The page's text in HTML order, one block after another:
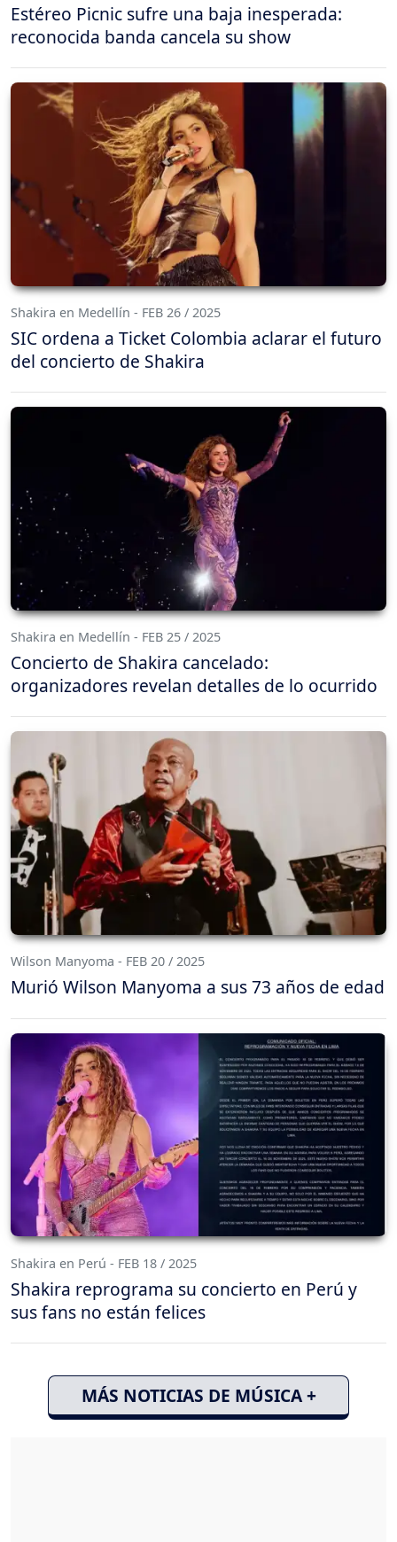
Estéreo Picnic sufre una baja inesperada:
reconocida banda cancela su show
Shakira en Medellín - FEB 26 / 2025
SIC ordena a Ticket Colombia aclarar el futuro
del concierto de Shakira
Shakira en Medellín - FEB 25 / 2025
Concierto de Shakira cancelado:
organizadores revelan detalles de lo ocurrido
Wilson Manyoma - FEB 20 / 2025
Murió Wilson Manyoma a sus 73 años de edad
Shakira en Perú - FEB 18 / 2025
Shakira reprograma su concierto en Perú y
sus fans no están felices
MÁS NOTICIAS DE MÚSICA +